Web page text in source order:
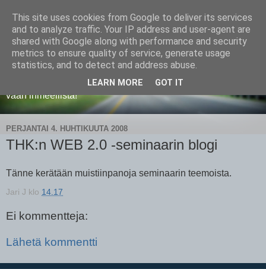
Web 2.0 ja sosiaalinen
media
Web 2.0, sosiaalinen media ja Jyväskylän yliopisto. "On se
vaan ihmeellistä!"
PERJANTAI 4. HUHTIKUUTA 2008
THK:n WEB 2.0 -seminaarin blogi
Tänne kerätään muistiinpanoja seminaarin teemoista.
Jari J klo 14.17
Ei kommentteja:
Lähetä kommentti
This site uses cookies from Google to deliver its services
and to analyze traffic. Your IP address and user-agent are
shared with Google along with performance and security
metrics to ensure quality of service, generate usage
statistics, and to detect and address abuse.
LEARN MORE GOT IT